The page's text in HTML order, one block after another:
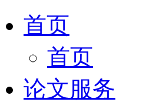
首页
首页
论文服务